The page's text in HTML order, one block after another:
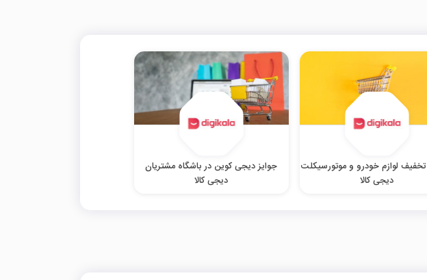
تا %80 تخفیف لوازم خودرو و موتورسیکلت
دیجی کالا
جوایز دیجی کوین در باشگاه مشتریان
دیجی کالا